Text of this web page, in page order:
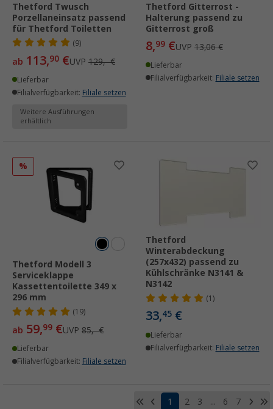
Thetford Twusch
Porzellaneinsatz passend
für Thetford Toiletten
(9)
ab 113,90 €UVP 129,- €
Lieferbar
Filialverfügbarkeit: Filiale setzen
Weitere Ausführungen
erhältlich
Thetford Gitterrost -
Halterung passend zu
Gitterrost groß
8,99 €UVP 13,06 €
Lieferbar
Filialverfügbarkeit: Filiale setzen
%
Thetford Modell 3
Serviceklappe
Kassettentoilette 349 x
296 mm
(19)
ab 59,99 €UVP 85,- €
Lieferbar
Filialverfügbarkeit: Filiale setzen
Thetford
Winterabdeckung
(257x432) passend zu
Kühlschränke N3141 &
N3142
(1)
33,45 €
Lieferbar
Filialverfügbarkeit: Filiale setzen
1 2 3 ... 6 7